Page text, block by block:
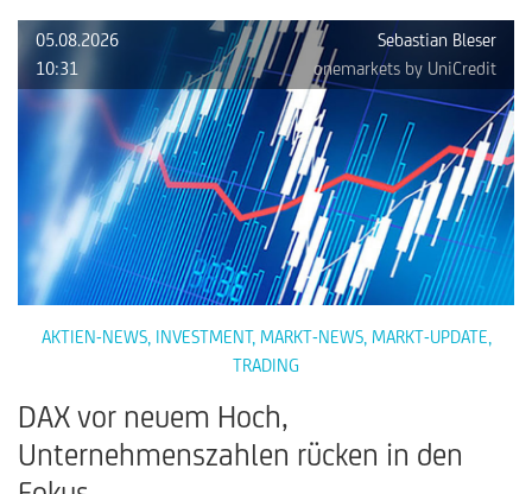
05.08.2026
Sebastian Bleser
10:31
onemarkets by UniCredit
AKTIEN-NEWS, INVESTMENT, MARKT-NEWS, MARKT-UPDATE
TRADING
DAX vor neuem Hoch,
Unternehmenszahlen rücken in den